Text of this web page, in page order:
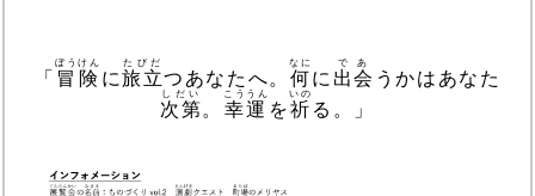
「 冒険
ぼうけん
に旅立
たびだ
つあなたへ。 何
なに
に 出会
であ
うかはあなた
次第
しだい
。 幸運
こううん
を祈
いの
る。」